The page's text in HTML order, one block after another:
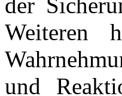
Weiteren
und